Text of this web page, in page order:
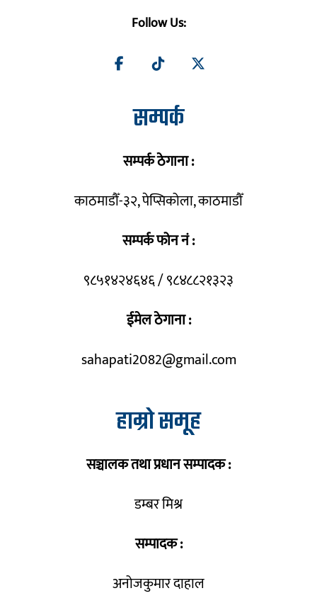
Follow Us:
सम्पर्क
सम्पर्क ठेगाना :
काठमाडौँ-३२, पेप्सिकोला, काठमाडौँ
सम्पर्क फोन नं :
९८५१४२४६४६ / ९८४८८२१३२३
ईमेल ठेगाना :
sahapati2082@gmail.com
हाम्रो समूह
सञ्चालक तथा प्रधान सम्पादक :
डम्बर मिश्र
सम्पादक :
अनोजकुमार दाहाल